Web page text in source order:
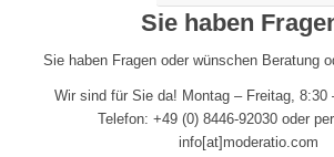
Sie haben
Sie haben Fragen oder wünschen Beratung
Wir sind für Sie da! Montag – Freitag, 8:30
Telefon: +49 (0) 8446-92030 oder
info[at]moderatio.com